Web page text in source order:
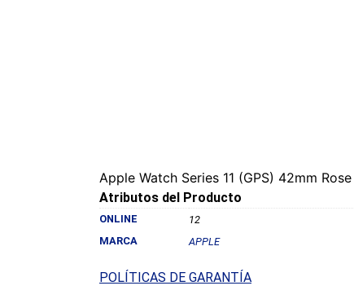
Apple Watch Series 11 (GPS) 42mm
Atributos del Producto
ONLINE
12
MARCA
APPLE
POLÍTICAS DE GARANTÍA